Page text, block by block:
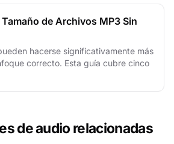
de Archivos MP3 Sin
hacerse significativamente más
correcto. Esta guía cubre cinco
de audio relacionadas